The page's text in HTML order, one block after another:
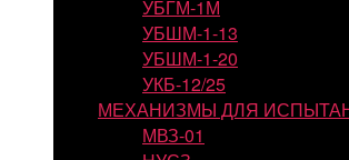
УБГМ-1М
УБШМ-1-13
УБШМ-1-20
УКБ-12/25
МЕХАНИЗМЫ ДЛЯ
МВЗ-01